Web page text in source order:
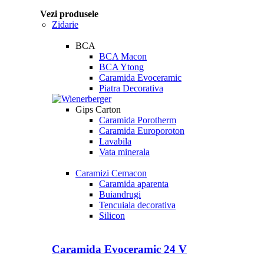
Vezi produsele
Zidarie
BCA
BCA Macon
BCA Ytong
Caramida Evoceramic
Piatra Decorativa
Gips Carton
Caramida Porotherm
Caramida Europoroton
Lavabila
Vata minerala
Caramizi Cemacon
Caramida aparenta
Buiandrugi
Tencuiala decorativa
Silicon
Caramida Evoceramic 24 V